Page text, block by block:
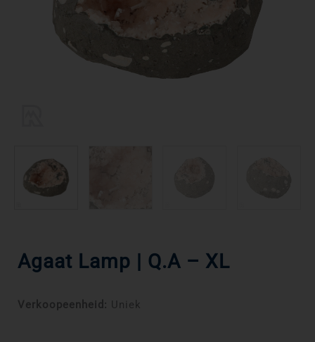
Agaat Lamp | Q.A – XL
Verkoopeenheid: Uniek